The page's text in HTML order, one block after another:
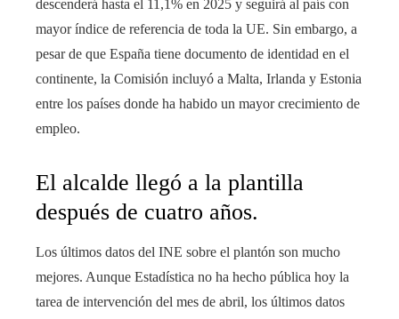
descenderá hasta el 11,1% en 2025 y seguirá al país con
mayor índice de referencia de toda la UE. Sin embargo, a
pesar de que España tiene documento de identidad en el
continente, la Comisión incluyó a Malta, Irlanda y Estonia
entre los países donde ha habido un mayor crecimiento de
empleo.
El alcalde llegó a la plantilla
después de cuatro años.
Los últimos datos del INE sobre el plantón son mucho
mejores. Aunque Estadística no ha hecho pública hoy la
tarea de intervención del mes de abril, los últimos datos